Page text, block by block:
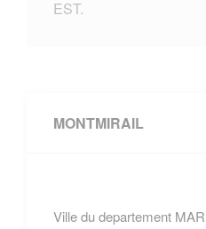
EST.
MONTMIRAIL
Ville du departement